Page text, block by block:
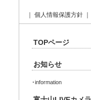
個人情報保護方針
TOPページ
お知らせ
･information